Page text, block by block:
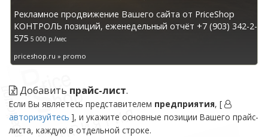
Рекламное продвижение Вашего сайта от PriceShop
КОНТРОЛЬ позиций, еженедельный отчёт +7 (903) 342-2-
575 5 000 р./мес
priceshop.ru » promo
Добавить прайс-лист.
Если Вы являетесь представителем предприятия, [
авторизуйтесь ], и укажите основные позиции Вашего прайс-
листа, каждую в отдельной строке.